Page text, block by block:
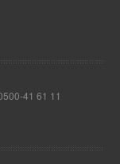
41 61 11